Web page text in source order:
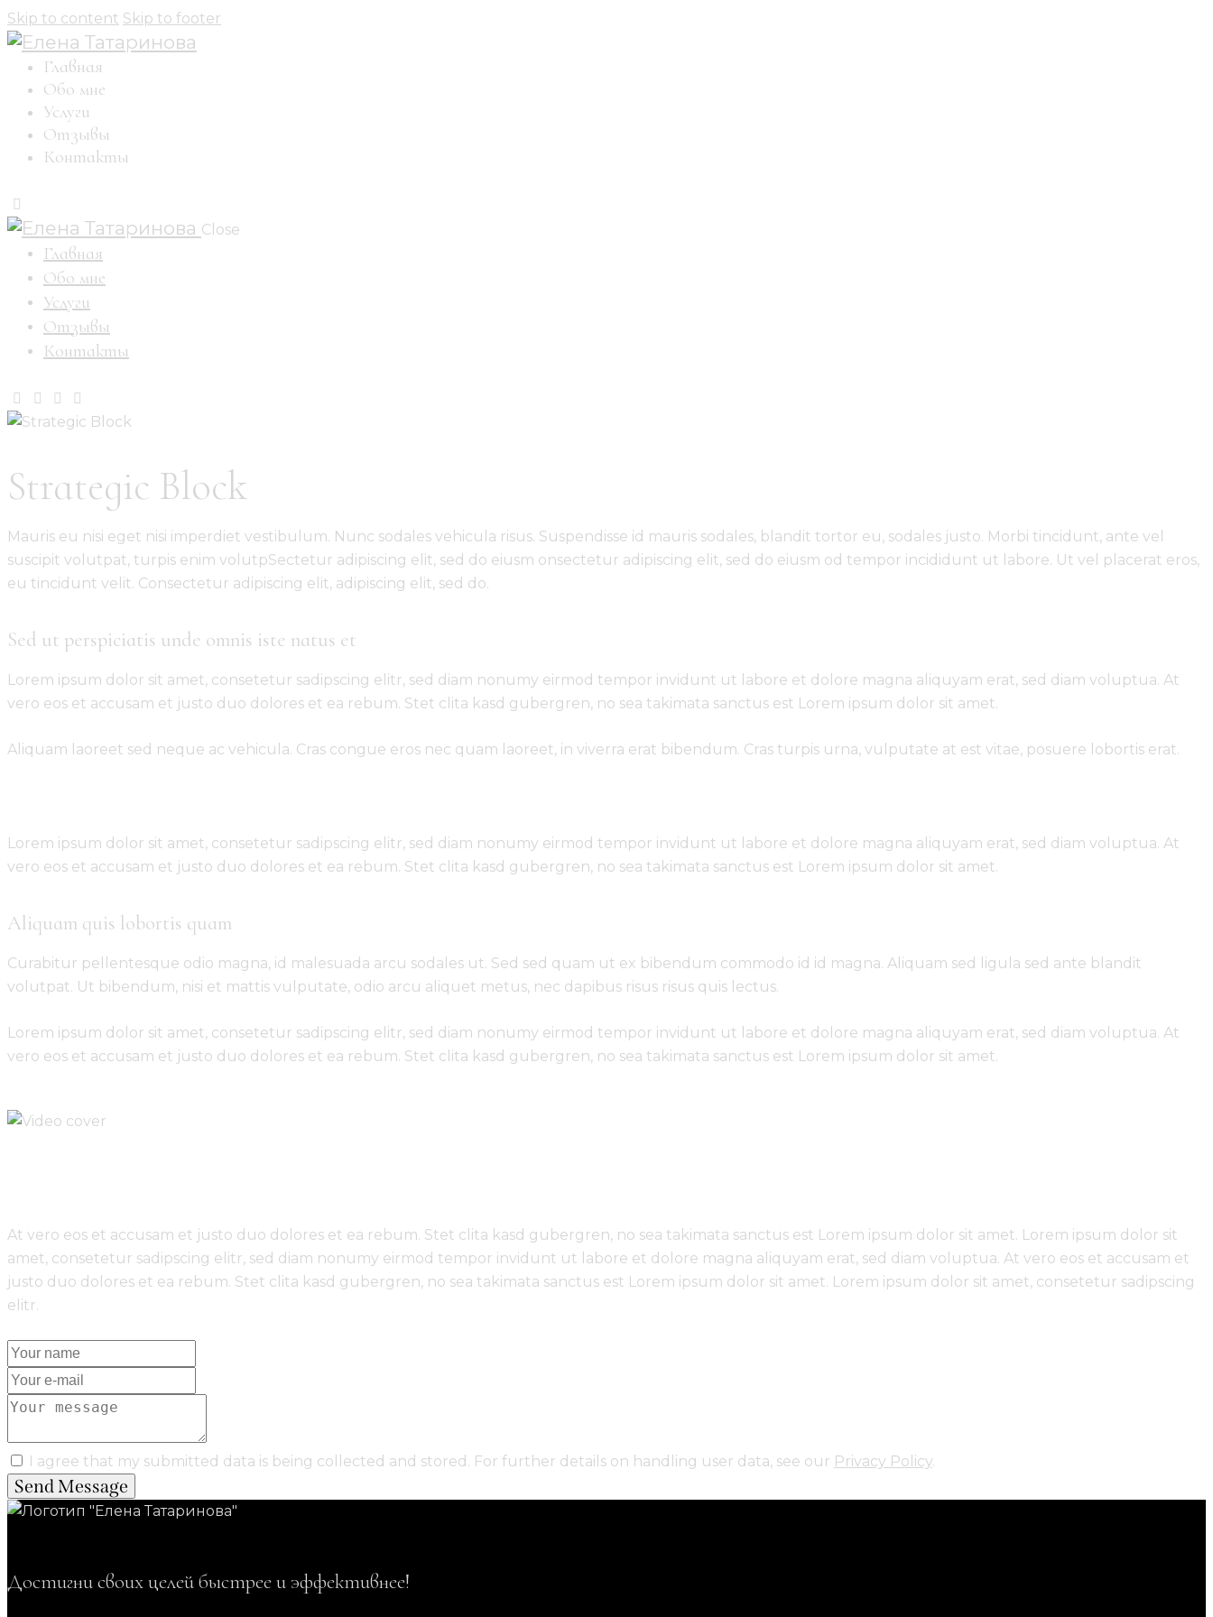
Skip to content Skip to footer
Главная
Обо мне
Услуги
Отзывы
Контакты
Close
Главная
Обо мне
Услуги
Отзывы
Контакты
Strategic Block
Mauris eu nisi eget nisi imperdiet vestibulum. Nunc sodales vehicula risus. Suspendisse id mauris sodales, blandit tortor eu, sodales justo. Morbi tincidunt, ante vel
suscipit volutpat, turpis enim volutpSectetur adipiscing elit, sed do eiusm onsectetur adipiscing elit, sed do eiusm od tempor incididunt ut labore. Ut vel placerat eros,
eu tincidunt velit. Consectetur adipiscing elit, adipiscing elit, sed do.
Sed ut perspiciatis unde omnis iste natus et
Lorem ipsum dolor sit amet, consetetur sadipscing elitr, sed diam nonumy eirmod tempor invidunt ut labore et dolore magna aliquyam erat, sed diam voluptua. At
vero eos et accusam et justo duo dolores et ea rebum. Stet clita kasd gubergren, no sea takimata sanctus est Lorem ipsum dolor sit amet.
Aliquam laoreet sed neque ac vehicula. Cras congue eros nec quam laoreet, in viverra erat bibendum. Cras turpis urna, vulputate at est vitae, posuere lobortis erat.
Lorem ipsum dolor sit amet, consetetur sadipscing elitr, sed diam nonumy eirmod tempor invidunt ut labore et dolore magna aliquyam erat, sed diam voluptua. At
vero eos et accusam et justo duo dolores et ea rebum. Stet clita kasd gubergren, no sea takimata sanctus est Lorem ipsum dolor sit amet.
Aliquam quis lobortis quam
Curabitur pellentesque odio magna, id malesuada arcu sodales ut. Sed sed quam ut ex bibendum commodo id id magna. Aliquam sed ligula sed ante blandit
volutpat. Ut bibendum, nisi et mattis vulputate, odio arcu aliquet metus, nec dapibus risus risus quis lectus.
Lorem ipsum dolor sit amet, consetetur sadipscing elitr, sed diam nonumy eirmod tempor invidunt ut labore et dolore magna aliquyam erat, sed diam voluptua. At
vero eos et accusam et justo duo dolores et ea rebum. Stet clita kasd gubergren, no sea takimata sanctus est Lorem ipsum dolor sit amet.
At vero eos et accusam et justo duo dolores et ea rebum. Stet clita kasd gubergren, no sea takimata sanctus est Lorem ipsum dolor sit amet. Lorem ipsum dolor sit
amet, consetetur sadipscing elitr, sed diam nonumy eirmod tempor invidunt ut labore et dolore magna aliquyam erat, sed diam voluptua. At vero eos et accusam et
justo duo dolores et ea rebum. Stet clita kasd gubergren, no sea takimata sanctus est Lorem ipsum dolor sit amet. Lorem ipsum dolor sit amet, consetetur sadipscing
elitr.
I agree that my submitted data is being collected and stored. For further details on handling user data, see our Privacy Policy.
Send Message
Достигни своих целей быстрее и эффективнее!